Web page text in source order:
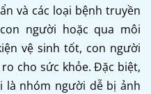
và các loại bệnh truyền
người hoặc qua môi
vệ sinh tốt, con người
cho sức khỏe. Đặc biệt,
là nhóm người dễ bị ảnh